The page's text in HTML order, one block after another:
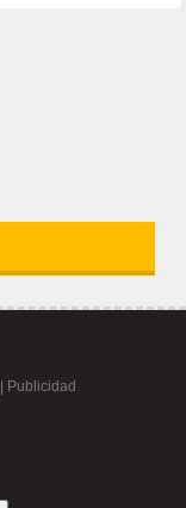
Publicidad